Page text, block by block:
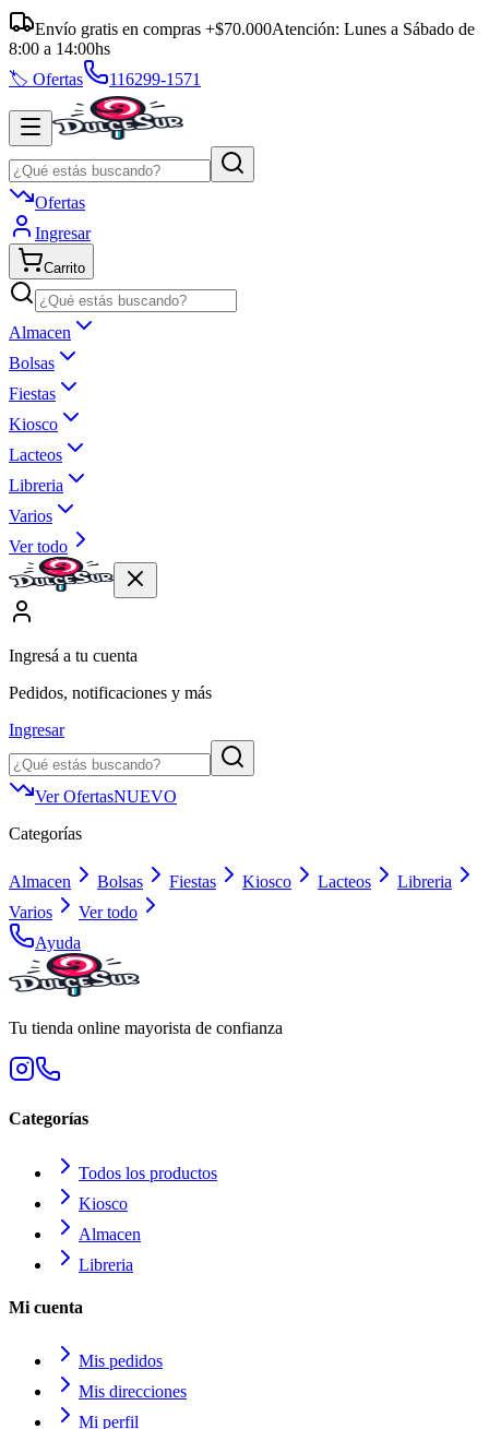
Envío gratis en compras +$70.000Atención: Lunes a Sábado de
8:00 a 14:00hs
🏷️ Ofertas
116299-1571
Ofertas
Ingresar
Carrito
Almacen
Bolsas
Fiestas
Kiosco
Lacteos
Libreria
Varios
Ver todo
Ingresá a tu cuenta
Pedidos, notificaciones y más
Ingresar
Ver OfertasNUEVO
Categorías
Almacen Bolsas Fiestas Kiosco Lacteos
Libreria
Varios
Ver todo
Ayuda
Tu tienda online mayorista de confianza
Categorías
Todos los productos
Kiosco
Almacen
Libreria
Mi cuenta
Mis pedidos
Mis direcciones
Mi perfil